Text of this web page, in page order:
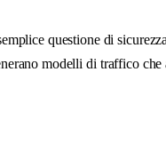
questione di
modelli di traffico